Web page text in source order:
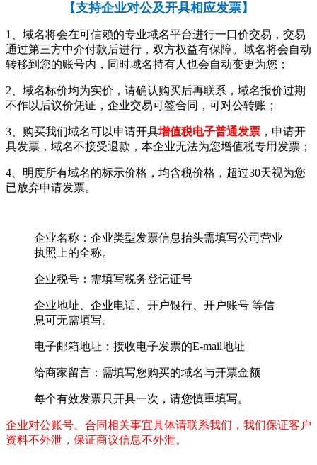
【支持企业对公及开具相应发票】
1、域名将会在可信赖的专业域名平台进行一口价交易，交易
通过第三方中介付款后进行，双方权益有保障。域名将会自动
转移到您的账号内，同时域名持有人也会自动变更为您；
2、域名标价均为实价，请确认购买后再联系，域名报价过期
不作以后议价凭证，企业交易可签合同，可对公转账；
3、购买我们域名可以申请开具增值税电子普通发票 ，申请开
具发票，域名不接受退款，本企业无法为您增值税专用发票；
4、明度所有域名的标示价格，均含税价格，超过30天视为您
已放弃申请发票。
企业名称：企业类型发票信息抬头需填写公司营业
执照上的全称。
企业税号：需填写税务登记证号
企业地址、企业电话、开户银行、开户账号 等信
息可无需填写。
电子邮箱地址：接收电子发票的E-mail地址
给商家留言：需填写您购买的域名与开票金额
每个有效发票只开具一次，请您慎重填写。
企业对公账号、合同相关事宜具体请联系我们，我们保证客户
资料不外泄，保证商议信息不外泄。